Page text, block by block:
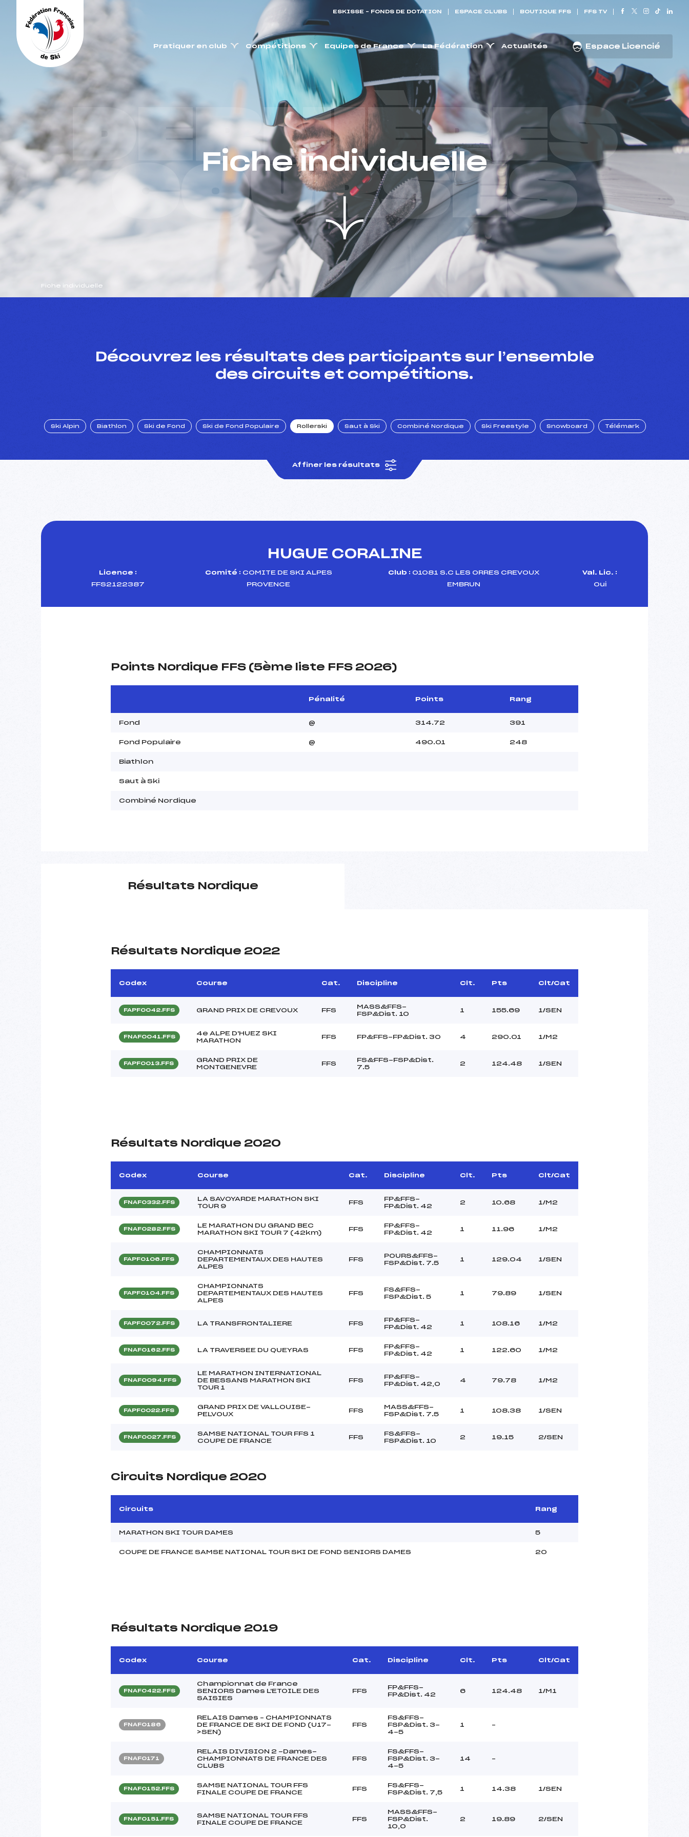
ESKISSE – FONDS DE DOTATION ESPACE CLUBS BOUTIQUE FFS FFS TV
Pratiquer en club Compétitions Equipes de France La Fédération Actualités Espace Licencié
DERNIÈRES
COURSES
Fiche individuelle
Fiche individuelle
Découvrez les résultats des participants sur l’ensemble
des circuits et compétitions.
Ski Alpin Biathlon Ski de Fond Ski de Fond Populaire Rollerski Saut à Ski Combiné Nordique Ski Freestyle Snowboard Télémark
Affiner les résultats
HUGUE CORALINE
Licence :
FFS2122387
Comité : COMITE DE SKI ALPES
PROVENCE
Club : 01081 S.C LES ORRES CREVOUX
EMBRUN
Val. Lic. :
Oui
Points Nordique FFS (5ème liste FFS 2026)
Pénalité Points Rang
Fond @ 314.72 391
Fond Populaire @ 490.01 248
Biathlon
Saut à Ski
Combiné Nordique
Résultats Nordique
Résultats Nordique 2022
Codex Course Cat. Discipline Clt. Pts Clt/Cat
FAPF0042.FFS GRAND PRIX DE CREVOUX FFS
MASS&FFS-
FSP&Dist. 10
1 155.69 1/SEN
FNAF0041.FFS
4e ALPE D'HUEZ SKI
MARATHON
FFS FP&FFS-FP&Dist. 30 4 290.01 1/M2
FAPF0013.FFS
GRAND PRIX DE
MONTGENEVRE
FFS
FS&FFS-FSP&Dist.
7.5
2 124.48 1/SEN
Résultats Nordique 2020
Codex Course Cat. Discipline Clt. Pts Clt/Cat
FNAF0332.FFS
LA SAVOYARDE MARATHON SKI
TOUR 9
FFS
FP&FFS-
FP&Dist. 42
2 10.68 1/M2
FNAF0282.FFS
LE MARATHON DU GRAND BEC
MARATHON SKI TOUR 7 (42km)
FFS
FP&FFS-
FP&Dist. 42
1 11.96 1/M2
FAPF0106.FFS
CHAMPIONNATS
DEPARTEMENTAUX DES HAUTES
ALPES
FFS
POURS&FFS-
FSP&Dist. 7.5
1 129.04 1/SEN
FAPF0104.FFS
CHAMPIONNATS
DEPARTEMENTAUX DES HAUTES
ALPES
FFS
FS&FFS-
FSP&Dist. 5
1 79.89 1/SEN
FAPF0072.FFS LA TRANSFRONTALIERE FFS
FP&FFS-
FP&Dist. 42
1 108.16 1/M2
FNAF0162.FFS LA TRAVERSEE DU QUEYRAS FFS
FP&FFS-
FP&Dist. 42
1 122.60 1/M2
FNAF0094.FFS
LE MARATHON INTERNATIONAL
DE BESSANS MARATHON SKI
TOUR 1
FFS
FP&FFS-
FP&Dist. 42,0
4 79.78 1/M2
FAPF0022.FFS
GRAND PRIX DE VALLOUISE-
PELVOUX
FFS
MASS&FFS-
FSP&Dist. 7.5
1 108.38 1/SEN
FNAF0027.FFS
SAMSE NATIONAL TOUR FFS 1
COUPE DE FRANCE
FFS
FS&FFS-
FSP&Dist. 10
2 19.15 2/SEN
Circuits Nordique 2020
Circuits Rang
MARATHON SKI TOUR DAMES 5
COUPE DE FRANCE SAMSE NATIONAL TOUR SKI DE FOND SENIORS DAMES 20
Résultats Nordique 2019
Codex Course Cat. Discipline Clt. Pts Clt/Cat
FNAF0422.FFS
Championnat de France
SENIORS Dames L'ETOILE DES
SAISIES
FFS
FP&FFS-
FP&Dist. 42
6 124.48 1/M1
FNAF0186
RELAIS Dames – CHAMPIONNATS
DE FRANCE DE SKI DE FOND (U17-
>SEN)
FFS
FS&FFS-
FSP&Dist. 3-
4-5
1 –
FNAF0171
RELAIS DIVISION 2 -Dames-
CHAMPIONNATS DE FRANCE DES
CLUBS
FFS
FS&FFS-
FSP&Dist. 3-
4-5
14 –
FNAF0152.FFS
SAMSE NATIONAL TOUR FFS
FINALE COUPE DE FRANCE
FFS
FS&FFS-
FSP&Dist. 7,5
1 14.38 1/SEN
FNAF0151.FFS
SAMSE NATIONAL TOUR FFS
FINALE COUPE DE FRANCE
FFS
MASS&FFS-
FSP&Dist.
10,0
2 19.89 2/SEN